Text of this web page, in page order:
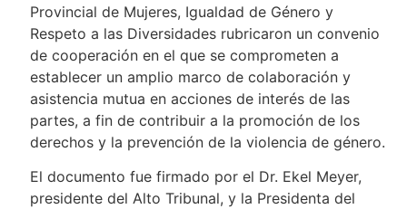
Provincial de Mujeres, Igualdad de Género y
Respeto a las Diversidades rubricaron un convenio
de cooperación en el que se comprometen a
establecer un amplio marco de colaboración y
asistencia mutua en acciones de interés de las
partes, a fin de contribuir a la promoción de los
derechos y la prevención de la violencia de género.
El documento fue firmado por el Dr. Ekel Meyer,
presidente del Alto Tribunal, y la Presidenta del